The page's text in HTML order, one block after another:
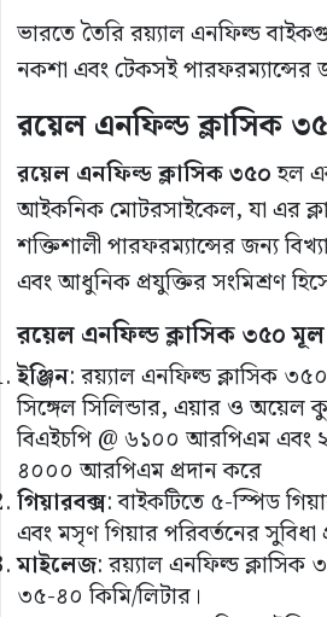
ভারতে তৈরি রয়্যাল এনফিল্ড
নকশা এবং টেকসই পারফরম্যান্সের
রয়েল এনফিল্ড ক্লাসিক
রয়েলএনফিল্ডক্লাসিক৩৫০হল
আইকনিক মোটরসাইকেল, যা এর
শক্তিশালী পারফরম্যান্সের জন্য
এবং আধুনিক প্রযুক্তির সংমিশ্রণ
রয়েল এনফিল্ড ক্লাসিক ৩৫০ মূল
ইঞ্জিন: রয়্যাল এনফিল্ড ক্লাসিক
সিঙ্গেল সিলিন্ডার, এয়ার ও অয়েল
বিএইচপি @ ৬১০০ আরপিএম এবং
৪০০০ আরপিএম প্রদান করে​
গিয়ারবক্স: বাইকটিতে ৫-স্পিড
এবং মসৃণ গিয়ার পরিবর্তনের সুবিধা
মাইলেজ: রয়্যাল এনফিল্ড ক্লাসিক
৩৫-৪০ কিমি/লিটার।